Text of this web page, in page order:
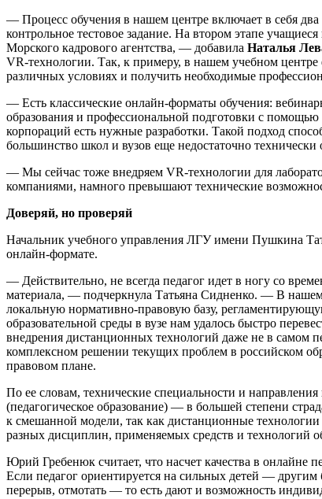
— Процесс обучения в нашем центре включает в себя
контрольное тестовое задание. На втором этапе
Морского кадрового агентства, — добавила Наталья
VR-технологии. Так, к примеру, в нашем учебном центре
различных условиях и получить необходимые
— Есть классические онлайн-форматы обучения:
образования и профессиональной подготовки с
корпораций есть нужные разработки. Такой подход
большинство школ и вузов еще недостаточно
— Мы сейчас тоже внедряем VR-технологии для
компаниями, намного превышают технические
Доверяй, но проверяй
Начальник учебного управления ЛГУ имени Пушкина
онлайн-формате.
— Действительно, не всегда педагог идет в ногу со
материала, — подчеркнула Татьяна Сидненко. — В нашем
локальную нормативно-правовую базу,
образовательной среды в вузе нам удалось быстро
внедрения дистанционных технологий даже не в самом
комплексном решении текущих проблем в российском
правовом плане.
По ее словам, технические специальности и
(педагогическое образование) — в большей степени
к смешанной модели, так как дистанционные
разных дисциплин, применяемых средств и технологий
Юрий Гребенюк считает, что насчет качества в онлайне
Если педагог ориентируется на сильных детей —
перерыв, отмотать — то есть дают и возможность